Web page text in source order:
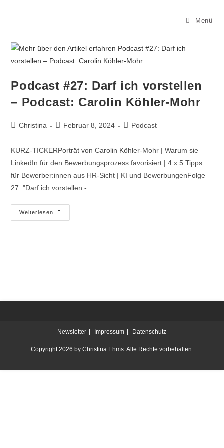
Menü
Podcast #27: Darf ich vorstellen
– Podcast: Carolin Köhler-Mohr
Christina Februar 8, 2024 Podcast
KURZ-TICKERPorträt von Carolin Köhler-Mohr | Warum sie
LinkedIn für den Bewerbungsprozess favorisiert | 4 x 5 Tipps
für Bewerber:innen aus HR-Sicht | KI und BewerbungenFolge
27: "Darf ich vorstellen -…
Weiterlesen
Newsletter Impressum Datenschutz
Copyright 2026 by Christina Ehms. Alle Rechte vorbehalten.